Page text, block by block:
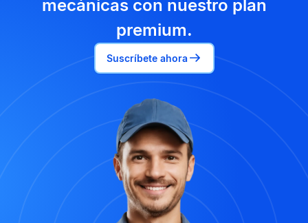
mecánicas con nuestro plan
premium.
Suscríbete ahora